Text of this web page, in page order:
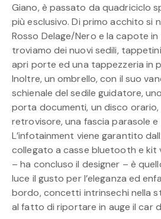
Giano, è passato da quadriciclo
più esclusivo. Di primo acchito si
Rosso Delage/Nero e la capote
troviamo dei nuovi sedili,
apri porte ed una tappezzeria in
Inoltre, un ombrello, con il suo
schienale del sedile guidatore,
porta documenti, un disco
retrovisore, una fascia parasole
L’infotainment viene garantito
collegato a casse bluetooth e kit
– ha concluso il designer – è
luce il gusto per l’eleganza ed
bordo, concetti intrinsechi nella
al fatto di riportare in auge il car